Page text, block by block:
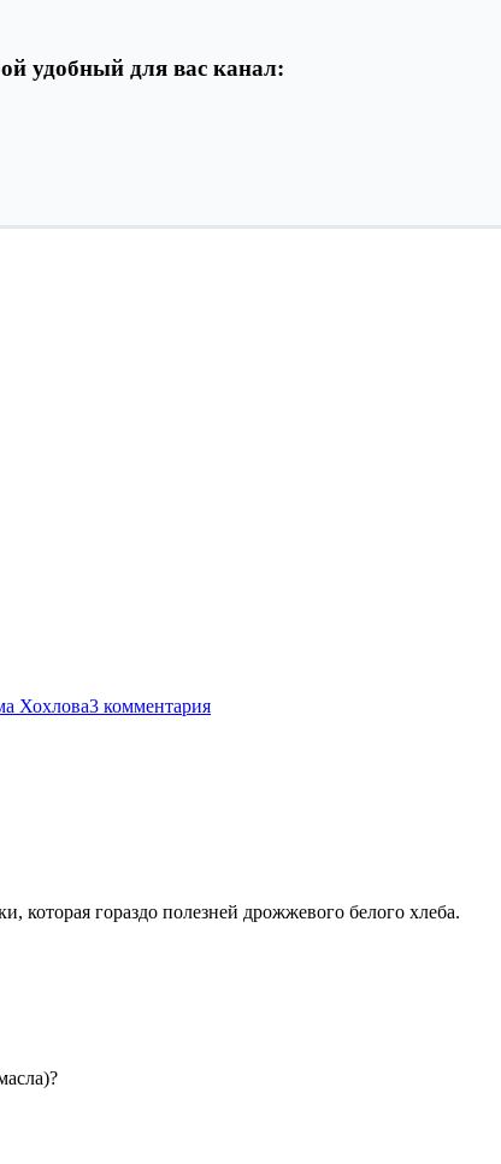
удобный для вас канал:
Хохлова3 комментария
гораздо полезней дрожжевого белого хлеба.